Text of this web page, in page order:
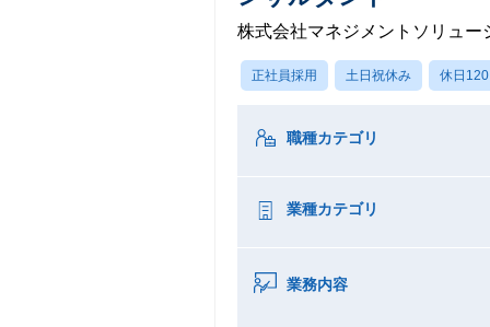
株式会社マネジメントソリュー
正社員採用 土日祝休み 休日
職種カテゴリ
業種カテゴリ
業務内容